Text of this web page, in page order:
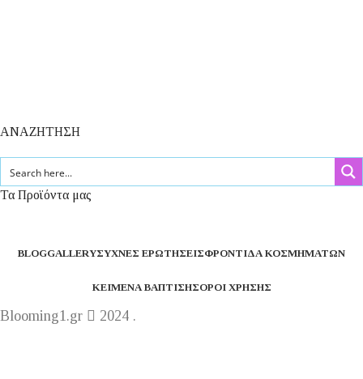
ΑΝΑΖΗΤΗΣΗ
Τα Προϊόντα μας
BLOGGALLERYΣΥΧΝΈΣ ΕΡΩΤΉΣΕΙΣΦΡΟΝΤΊΔΑ ΚΟΣΜΗΜΆΤΩΝ
ΚΕΊΜΕΝΑ ΒΆΠΤΙΣΗΣΌΡΟΙ ΧΡΉΣΗΣ
Blooming1.gr
2024 .